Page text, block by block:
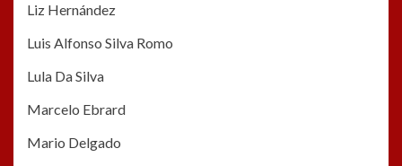
Liz Hernández
Luis Alfonso Silva Romo
Lula Da Silva
Marcelo Ebrard
Mario Delgado